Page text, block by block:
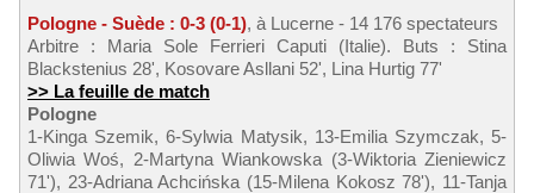
Pologne - Suède : 0-3 (0-1), à Lucerne - 14 176 spectateurs
Arbitre : Maria Sole Ferrieri Caputi (Italie). Buts : Stina
Blackstenius 28', Kosovare Asllani 52', Lina Hurtig 77'
>> La feuille de match
Pologne
1-Kinga Szemik, 6-Sylwia Matysik, 13-Emilia Szymczak, 5-
Oliwia Woś, 2-Martyna Wiankowska (3-Wiktoria Zieniewicz
71'), 23-Adriana Achcińska (15-Milena Kokosz 78'), 11-Tanja